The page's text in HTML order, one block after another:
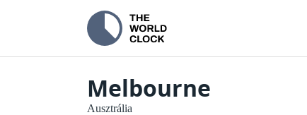
Melbourne
Ausztrália